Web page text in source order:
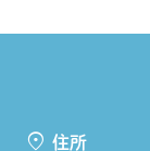
住所